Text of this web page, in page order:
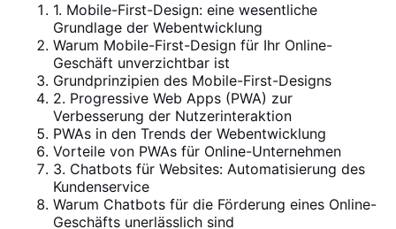
1. Mobile-First-Design: eine wesentliche
Grundlage der Webentwicklung
Warum Mobile-First-Design für Ihr Online-
Geschäft unverzichtbar ist
Grundprinzipien des Mobile-First-Designs
2. Progressive Web Apps (PWA) zur
Verbesserung der Nutzerinteraktion
PWAs in den Trends der Webentwicklung
Vorteile von PWAs für Online-Unternehmen
3. Chatbots für Websites: Automatisierung des
Kundenservice
Warum Chatbots für die Förderung eines Online-
Geschäfts unerlässlich sind